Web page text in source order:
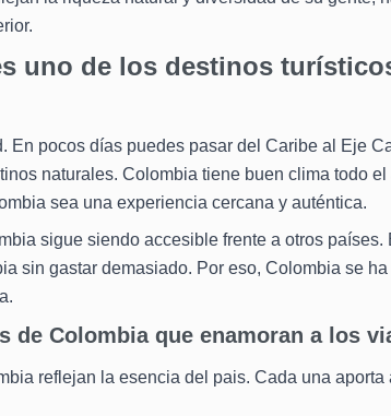
uno de los destinos
En pocos días puedes pasar del Caribe al Eje
naturales. Colombia tiene buen clima todo
sea una experiencia cercana y auténtica.
sigue siendo accesible frente a otros países.
sin gastar demasiado. Por eso, Colombia se
de Colombia que enamoran a los
reflejan la esencia del pais. Cada una